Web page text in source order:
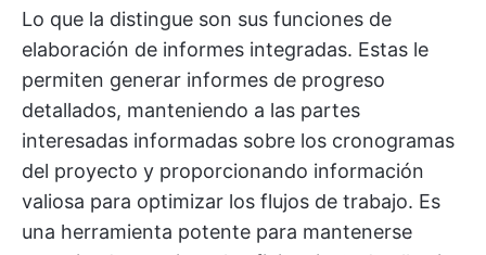
Lo que la distingue son sus funciones de
elaboración de informes integradas. Estas le
permiten generar informes de progreso
detallados, manteniendo a las partes
interesadas informadas sobre los cronogramas
del proyecto y proporcionando información
valiosa para optimizar los flujos de trabajo. Es
una herramienta potente para mantenerse